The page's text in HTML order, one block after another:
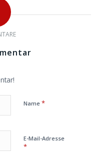
Name *
E-Mail-Adresse
*